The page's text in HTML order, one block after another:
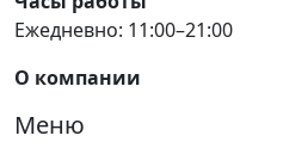
Ежедневно: 11:00–21:00
О компании
Меню